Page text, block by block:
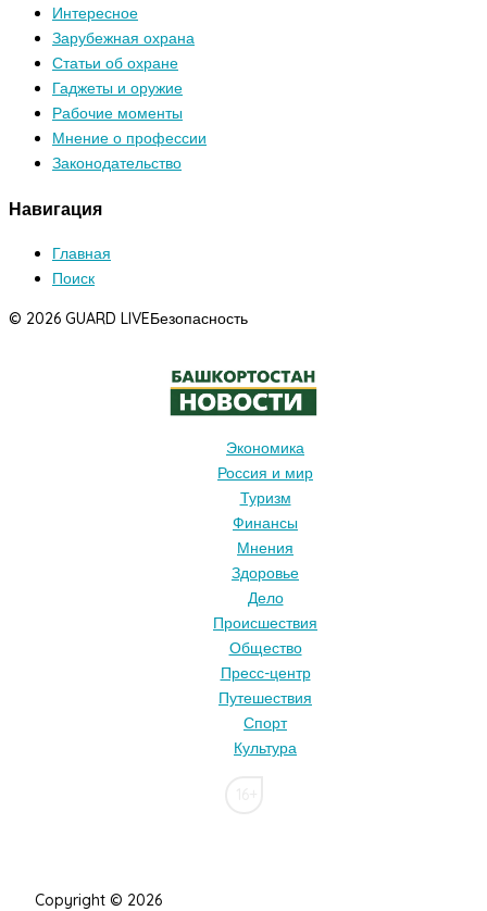
Интересное
Зарубежная охрана
Статьи об охране
Гаджеты и оружие
Рабочие моменты
Мнение о профессии
Законодательство
Навигация
Главная
Поиск
© 2026 GUARD LIVEБезопасность
Экономика
Россия и мир
Туризм
Финансы
Мнения
Здоровье
Дело
Происшествия
Общество
Пресс-центр
Путешествия
Спорт
Культура
Copyright © 2026